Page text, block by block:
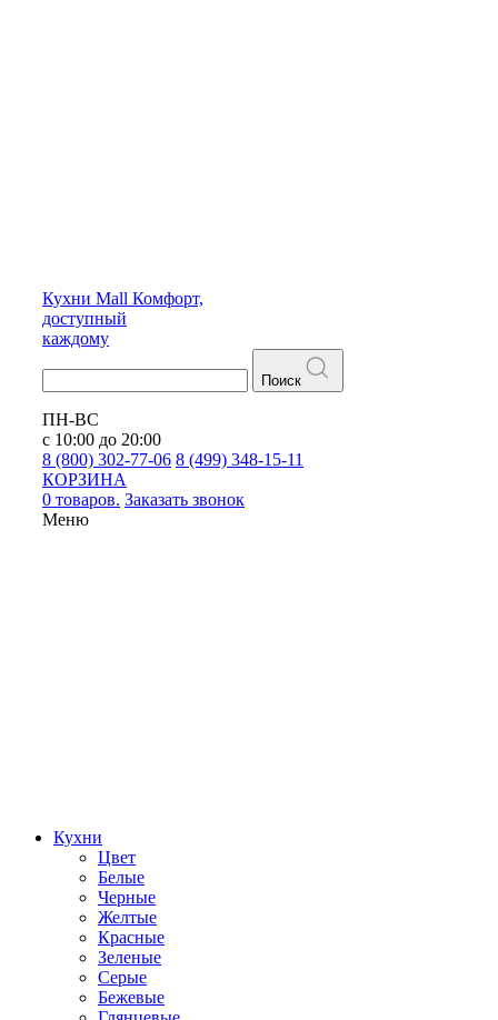
Кухни Mall Комфорт,
доступный
каждому
Поиск
ПН-ВС
с 10:00 до 20:00
8 (800) 302-77-06 8 (499) 348-15-11
КОРЗИНА
0 товаров. Заказать звонок
Меню
Кухни
Цвет
Белые
Черные
Желтые
Красные
Зеленые
Серые
Бежевые